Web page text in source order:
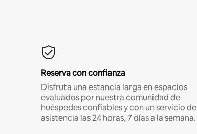
Reserva con confianza
Disfruta una estancia larga en espacios
evaluados por nuestra comunidad de
huéspedes confiables y con un servicio de
asistencia las 24 horas, 7 días a la semana.